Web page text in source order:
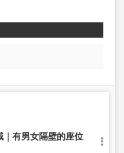
有男女隔壁的座位